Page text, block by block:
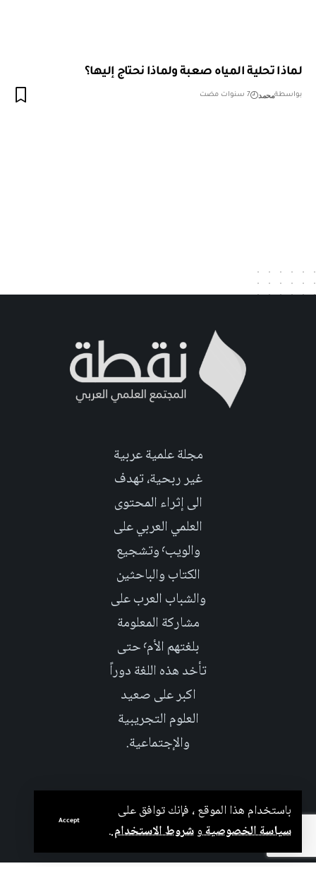
باستخدام هذا الموقع ، فإنك توافق على
سياسة الخصوصيةوشروط الاستخدام.
Accept
لماذا تحلية المياه صعبة ولماذا نحتاج إليها؟
بواسطةمحمد 7 سنوات مضت
مجلة علمية عربية
غير ربحية، تهدف
الى إثراء المحتوى
العلمي العربي على
والويب٬ وتشجيع
الكتاب والباحثين
والشباب العرب على
مشاركة المعلومة
بلغتهم الأم٬ حتى
تأخد هذه اللغة دوراً
اكبر على صعيد
العلوم التجريبية
والإجتماعية.